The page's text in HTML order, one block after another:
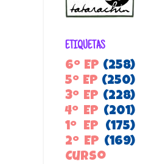
ETIQUETAS
6º EP (258)
5º EP (250)
3º EP (228)
4º EP (201)
1º EP
(175)
2º EP (169)
Curso